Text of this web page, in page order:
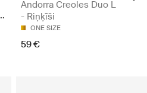
XL/19.5MM XS/16.0MM
Andorra Creoles Duo L
- Riņķīši
ONE SIZE
59 €